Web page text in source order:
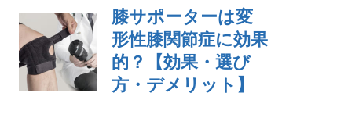
膝サポーターは変
形性膝関節症に効果
的？【効果・選び
方・デメリット】